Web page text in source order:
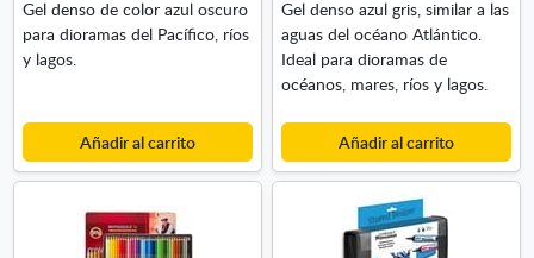
Gel denso de color azul oscuro
para dioramas del Pacífico, ríos
y lagos.
Añadir al carrito
Gel denso azul gris, similar a las
aguas del océano Atlántico.
Ideal para dioramas de
océanos, mares, ríos y lagos.
Añadir al carrito